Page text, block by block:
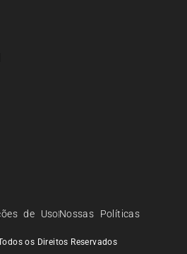
de UsoNossas Políticas
os Direitos Reservados